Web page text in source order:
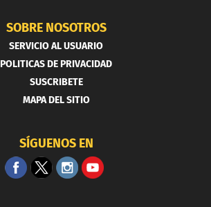
SOBRE NOSOTROS
SERVICIO AL USUARIO
POLITICAS DE PRIVACIDAD
SUSCRIBETE
MAPA DEL SITIO
SÍGUENOS EN